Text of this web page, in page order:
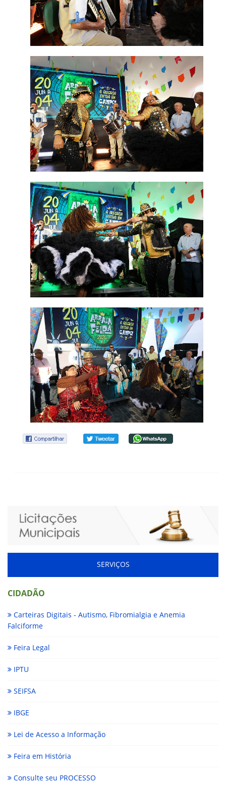
SERVIÇOS
CIDADÃO
Carteiras Digitais - Autismo, Fibromialgia e Anemia
Falciforme
Feira Legal
IPTU
SEIFSA
IBGE
Lei de Acesso a Informação
Feira em História
Consulte seu PROCESSO